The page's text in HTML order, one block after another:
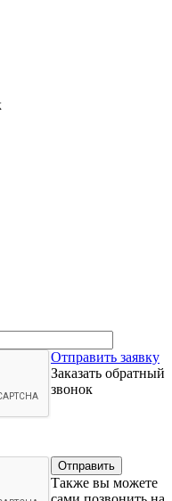
Отправить заявку
Заказать обратный
звонок
Также вы можете